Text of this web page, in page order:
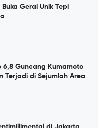
Gerai Unik Tepi
6,8 Guncang Kumamoto
Terjadi di Sejumlah Area